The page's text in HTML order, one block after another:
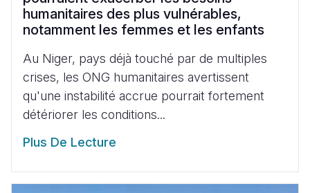
humanitaires des plus vulnérables,
notamment les femmes et les enfants
Au Niger, pays déjà touché par de multiples
crises, les ONG humanitaires avertissent
qu'une instabilité accrue pourrait fortement
détériorer les conditions...
Plus De Lecture